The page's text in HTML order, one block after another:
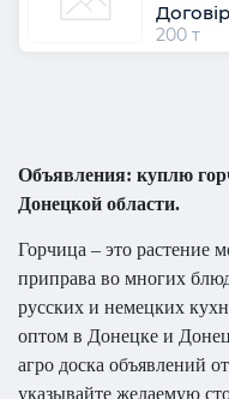
200 т
Объявления: куплю
Донецкой области.
Горчица – это растение
приправа во многих
русских и немецких
оптом в Донецке и
агро доска объявлений
указывайте желаемую